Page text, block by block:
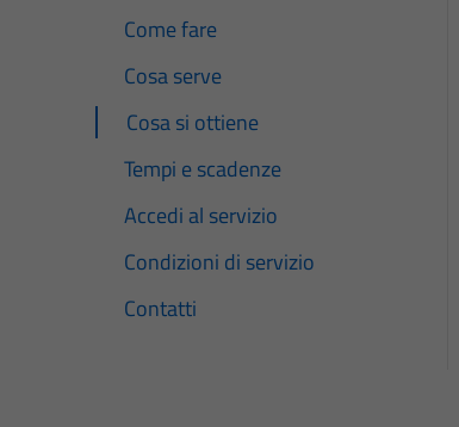
Come fare
Cosa serve
Cosa si ottiene
Tempi e scadenze
Accedi al servizio
Condizioni di servizio
Contatti